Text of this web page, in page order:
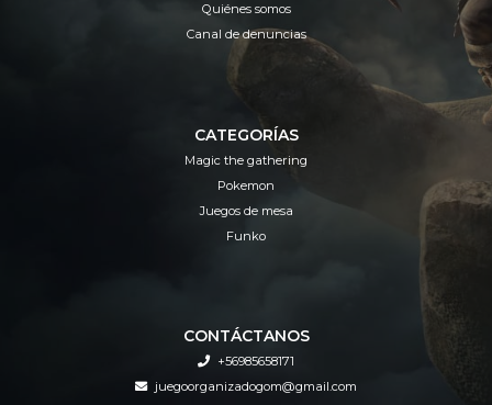
Quiénes somos
Canal de denuncias
CATEGORÍAS
Magic the gathering
Pokemon
Juegos de mesa
Funko
CONTÁCTANOS
+56985658171
juegoorganizadogom@gmail.com